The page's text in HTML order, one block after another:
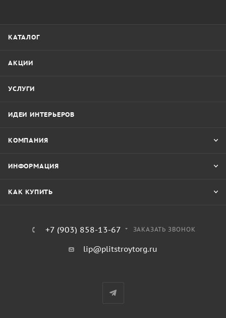
КАТАЛОГ
АКЦИИ
УСЛУГИ
ИДЕИ ИНТЕРЬЕРОВ
КОМПАНИЯ
ИНФОРМАЦИЯ
КАК КУПИТЬ
+7 (903) 858-13-67 ЗАКАЗАТЬ ЗВОНОК
lip@plitstroytorg.ru